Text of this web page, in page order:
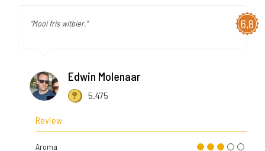
6,8
"Mooi fris witbier."
Edwin Molenaar
5.475
Review
Aroma